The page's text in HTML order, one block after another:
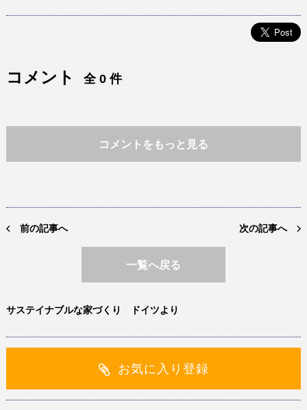
コメント 全 0 件
コメントをもっと見る
前の記事へ 次の記事へ
一覧へ戻る
サステイナブルな家づくり ドイツより
お気に入り登録